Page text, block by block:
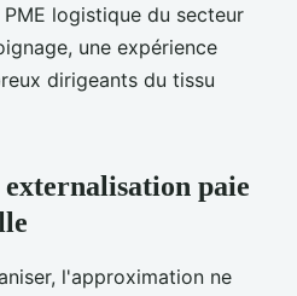
logistique du secteur
une expérience
dirigeants du tissu
externalisation paie
l'approximation ne